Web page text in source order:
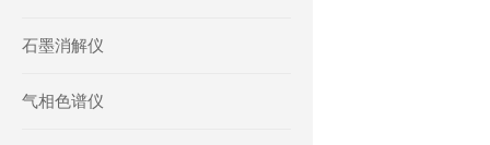
石墨消解仪
气相色谱仪